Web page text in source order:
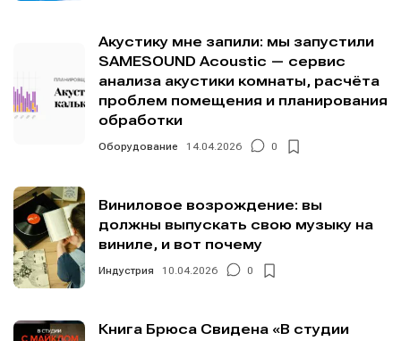
Акустику мне запили: мы запустили
SAMESOUND Acoustic — сервис
анализа акустики комнаты, расчёта
проблем помещения и планирования
обработки
Оборудование 14.04.2026 0
Виниловое возрождение: вы
должны выпускать свою музыку на
виниле, и вот почему
Индустрия 10.04.2026 0
Книга Брюса Свидена «В студии